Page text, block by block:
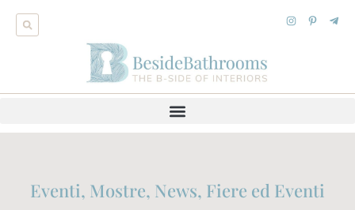
Eventi, Mostre, News, Fiere ed Eventi